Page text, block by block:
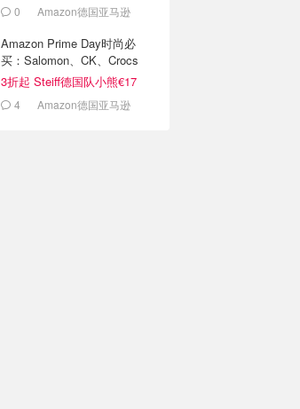
0 Amazon德国亚马逊
Amazon Prime Day时尚必
买：Salomon、CK、Crocs
3折起 Steiff德国队小熊€17
4 Amazon德国亚马逊